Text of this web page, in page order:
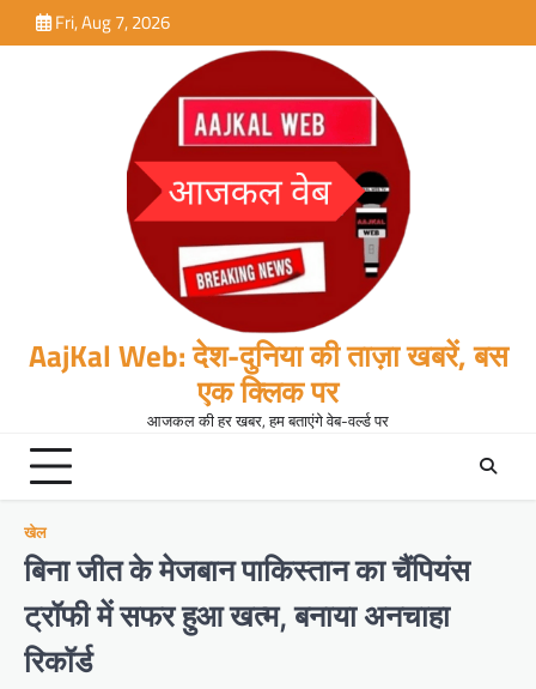
to
Fri, Aug 7, 2026
AajKal Web: देश-दुनिया की ताज़ा खबरें, बस
एक क्लिक पर
आजकल की हर खबर, हम बताएंगे वेब-वर्ल्ड पर
खेल
बिना जीत के मेजबान पाकिस्तान का चैंपियंस
ट्रॉफी में सफर हुआ खत्म, बनाया अनचाहा
रिकॉर्ड